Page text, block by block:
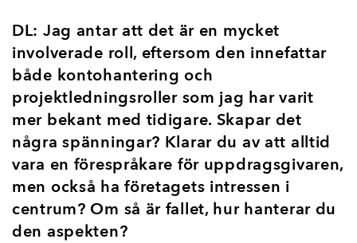
DL: Jag antar att det är en mycket
involverade roll, eftersom den innefattar
både kontohantering och
projektledningsroller som jag har varit
mer bekant med tidigare. Skapar det
några spänningar? Klarar du av att alltid
vara en förespråkare för uppdragsgivaren,
men också ha företagets intressen i
centrum? Om så är fallet, hur hanterar du
den aspekten?